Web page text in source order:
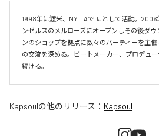
1998年に渡米、NY  LAでDJとして活動。
ンゼルスのメルローズにオープンしその後ダ
ンのショップを拠点に数々のパーティーを主
の交流を深める。ビートメーカー、プロデュ
続ける。
Kapsoulの他のリリース： Kapsoul